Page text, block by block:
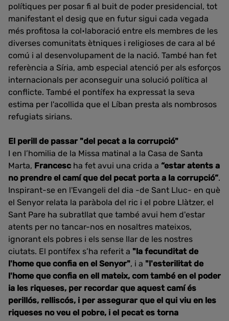
polítiques per posar fi al buit de poder presidencial, tot
manifestant el desig que en futur sigui cada vegada
més profitosa la col•laboració entre els membres de les
diverses comunitats ètniques i religioses de cara al bé
comú i al desenvolupament de la nació. També han fet
referència a Síria, amb especial atenció per als esforços
internacionals per aconseguir una solució política al
conflicte. També el pontífex ha expressat la seva
estima per l'acollida que el Líban presta als nombrosos
refugiats sirians.
El perill de passar "del pecat a la corrupció"
I en l’homilia de la Missa matinal a la Casa de Santa
Marta, Francesc ha fet avui una crida a “estar atents a
no prendre el camí que del pecat porta a la corrupció”.
Inspirant-se en l'Evangeli del dia -de Sant Lluc- en què
el Senyor relata la paràbola del ric i el pobre Llàtzer, el
Sant Pare ha subratllat que també avui hem d'estar
atents per no tancar-nos en nosaltres mateixos,
ignorant els pobres i els sense llar de les nostres
ciutats. El pontífex s’ha referit a "la fecunditat de
l'home que confia en el Senyor", i a "l'esterilitat de
l'home que confia en ell mateix, com també en el poder
ia les riqueses, per recordar que aquest camí és
perillós, relliscós, i per assegurar que el qui viu en les
riqueses no veu el pobre, i el pecat es torna